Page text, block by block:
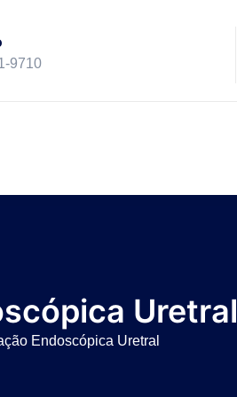
9710
Uretral
Endoscópica Uretral